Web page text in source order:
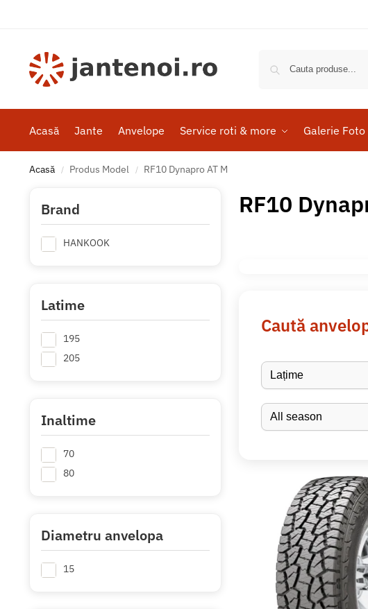
Acasă Jante Anvelope Service roti & more Galerie Foto
Acasă / Produs Model / RF10 Dynapro AT M
RF10
Caută
Brand
HANKOOK
Latime
195
205
Inaltime
70
80
Diametru anvelopa
15